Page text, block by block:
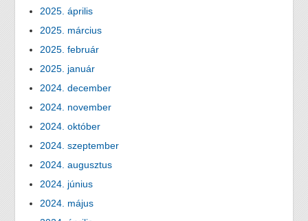
2025. április
2025. március
2025. február
2025. január
2024. december
2024. november
2024. október
2024. szeptember
2024. augusztus
2024. június
2024. május